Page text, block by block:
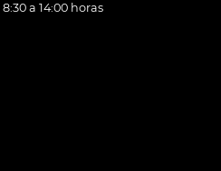
a 14:00 horas